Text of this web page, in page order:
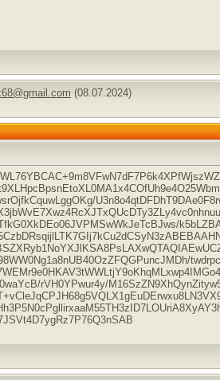
(08.07.2024)
rVH0YPwur4y/